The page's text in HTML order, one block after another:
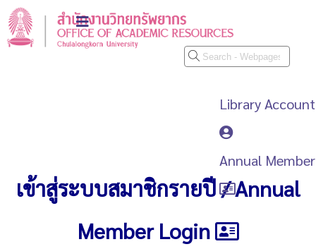
Library Account
Annual Member
เข้าสู่ระบบสมาชิกรายปี / Annual
Member Login